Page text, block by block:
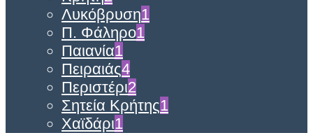
Λυκόβρυση1
Π. Φάληρο1
Παιανία1
Πειραιάς4
Περιστέρι2
Σητεία Κρήτης1
Χαϊδάρι1